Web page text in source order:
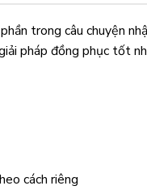
trong câu chuyện
pháp đồng phục tốt
cách riêng